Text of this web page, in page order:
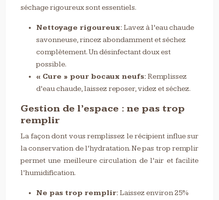
séchage rigoureux sont essentiels.
Nettoyage rigoureux:Lavez à l’eau chaude
savonneuse, rincez abondamment et séchez
complètement. Un désinfectant doux est
possible.
« Cure » pour bocaux neufs:Remplissez
d’eau chaude, laissez reposer, videz et séchez.
Gestion de l’espace : ne pas trop
remplir
La façon dont vous remplissez le récipient influe sur
la conservation de l’hydratation. Ne pas trop remplir
permet une meilleure circulation de l’air et facilite
l’humidification.
Ne pas trop remplir:Laissez environ 25%